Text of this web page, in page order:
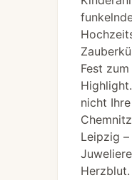
Fest
nicht
Leipzig